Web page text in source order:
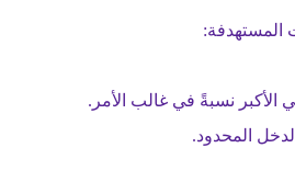
الأكبر نسبةً في غالب الأمر.
المحدود.